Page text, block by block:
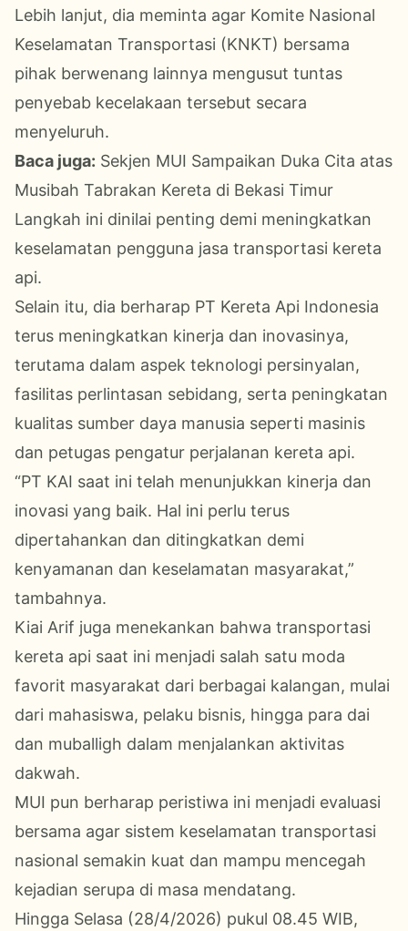
Lebih lanjut, dia meminta agar Komite Nasional
Keselamatan Transportasi (KNKT) bersama
pihak berwenang lainnya mengusut tuntas
penyebab kecelakaan tersebut secara
menyeluruh.
Baca juga: Sekjen MUI Sampaikan Duka Cita atas
Musibah Tabrakan Kereta di Bekasi Timur
Langkah ini dinilai penting demi meningkatkan
keselamatan pengguna jasa transportasi kereta
api.
Selain itu, dia berharap PT Kereta Api Indonesia
terus meningkatkan kinerja dan inovasinya,
terutama dalam aspek teknologi persinyalan,
fasilitas perlintasan sebidang, serta peningkatan
kualitas sumber daya manusia seperti masinis
dan petugas pengatur perjalanan kereta api.
“PT KAI saat ini telah menunjukkan kinerja dan
inovasi yang baik. Hal ini perlu terus
dipertahankan dan ditingkatkan demi
kenyamanan dan keselamatan masyarakat,”
tambahnya.
Kiai Arif juga menekankan bahwa transportasi
kereta api saat ini menjadi salah satu moda
favorit masyarakat dari berbagai kalangan, mulai
dari mahasiswa, pelaku bisnis, hingga para dai
dan muballigh dalam menjalankan aktivitas
dakwah.
MUI pun berharap peristiwa ini menjadi evaluasi
bersama agar sistem keselamatan transportasi
nasional semakin kuat dan mampu mencegah
kejadian serupa di masa mendatang.
Hingga Selasa (28/4/2026) pukul 08.45 WIB,